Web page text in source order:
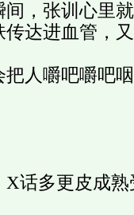
，张训心里
达进血管，
人嚼吧嚼吧
话多更皮成